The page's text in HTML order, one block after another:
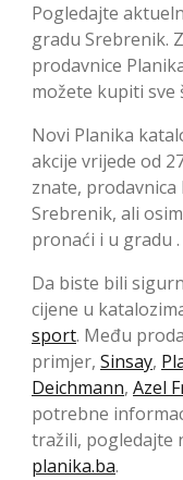
Pogledajte
gradu Srebrenik.
prodavnice
možete kupiti sve
Novi Planika
akcije vrijede od
znate,
Srebrenik, ali
pronaći i u gradu .
Da biste bili
cijene u
sport. Među
primjer, Sinsay,
Deichmann, Azel
potrebne
tražili, pogledajte
planika.ba.